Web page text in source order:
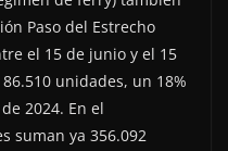
Paso del Estrecho
el 15 de junio y el 15
unidades, un 18%
2024. En el
suman ya 356.092